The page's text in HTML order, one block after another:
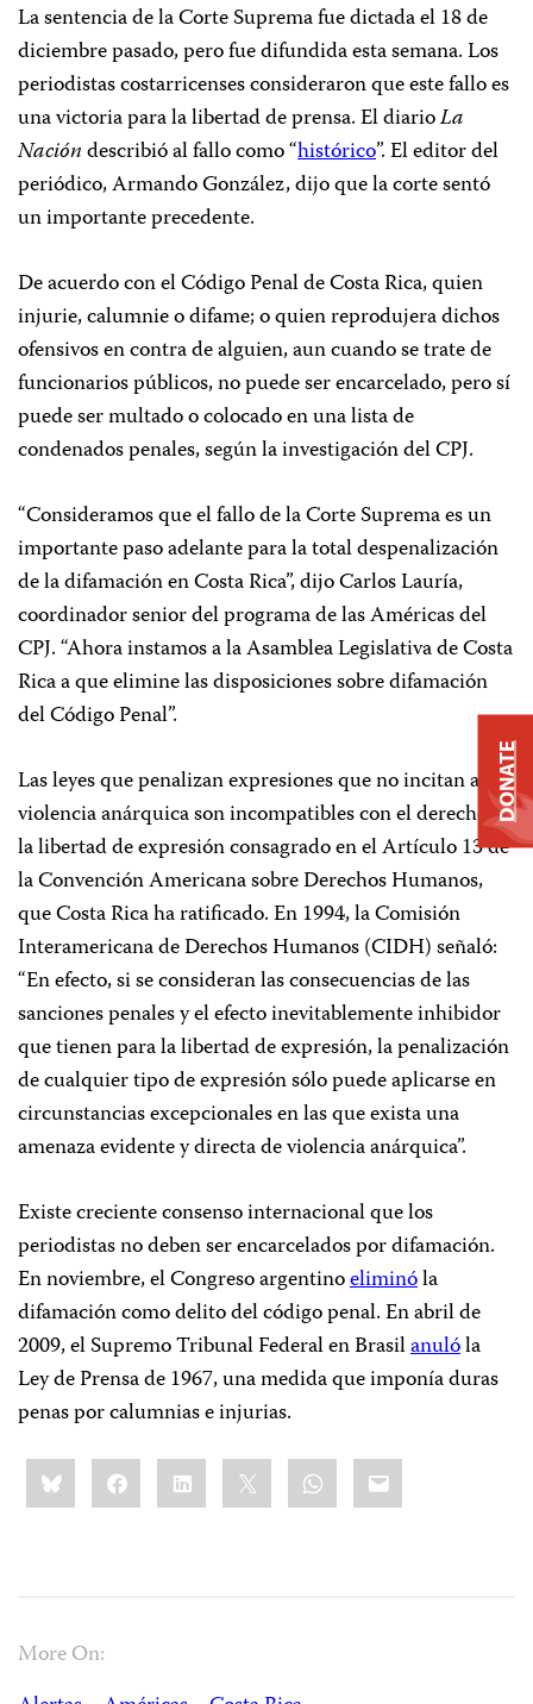
La sentencia de la Corte Suprema fue dictada el 18 de
diciembre pasado, pero fue difundida esta semana. Los
periodistas costarricenses consideraron que este fallo es
una victoria para la libertad de prensa. El diarioLa
Nacióndescribió al fallo como “histórico”. El editor del
periódico, Armando González, dijo que la corte sentó
un importante precedente.
De acuerdo con el Código Penal de Costa Rica, quien
injurie, calumnie o difame; o quien reprodujera dichos
ofensivos en contra de alguien, aun cuando se trate de
funcionarios públicos, no puede ser encarcelado, pero sí
puede ser multado o colocado en una lista de
condenados penales, según la investigación del CPJ.
“Consideramos que el fallo de la Corte Suprema es un
importante paso adelante para la total despenalización
de la difamación en Costa Rica”, dijo Carlos Lauría,
coordinador senior del programa de las Américas del
CPJ. “Ahora instamos a la Asamblea Legislativa de Costa
Rica a que elimine las disposiciones sobre difamación
del Código Penal”.
Las leyes que penalizan expresiones que no incitan a la
violencia anárquica son incompatibles con el derecho a
la libertad de expresión consagrado en el Artículo 13 de
la Convención Americana sobre Derechos Humanos,
que Costa Rica ha ratificado. En 1994, la Comisión
Interamericana de Derechos Humanos (CIDH) señaló:
“En efecto, si se consideran las consecuencias de las
sanciones penales y el efecto inevitablemente inhibidor
que tienen para la libertad de expresión, la penalización
de cualquier tipo de expresión sólo puede aplicarse en
circunstancias excepcionales en las que exista una
amenaza evidente y directa de violencia anárquica”.
Existe creciente consenso internacional que los
periodistas no deben ser encarcelados por difamación.
En noviembre, el Congreso argentinoeliminóla
difamación como delito del código penal. En abril de
2009, el Supremo Tribunal Federal en Brasilanulóla
Ley de Prensa de 1967, una medida que imponía duras
penas por calumnias e injurias.
Share
this:BlueskyFacebookLinkedIn WhatsApp
Email
More On:
DONATE